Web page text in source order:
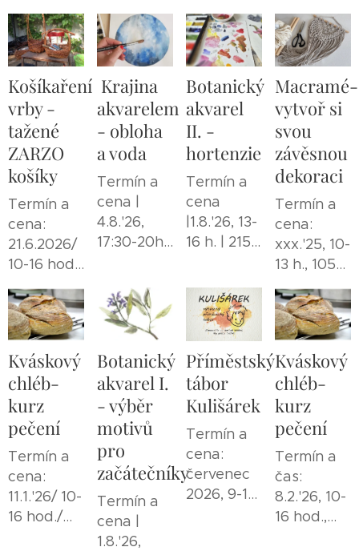
Kč
20:30h.,
1390 Kč
hod. | 1950
Kč
Košíkaření
vrby -
tažené
ZARZO
košíky
Termín a
cena:
21.6.2026/
10-16 hod./
2600 Kč
Krajina
akvarelem
- obloha
a voda
Termín a
cena |
4.8.'26,
17:30-20h.
Botanický
akvarel
II. -
hortenzie
Termín a
cena
|1.8.'26, 13-
16 h. | 2150
Macramé-
vytvoř si
svou
závěsnou
dekoraci
Termín a
cena:
xxx.'25, 10-
13 h., 1050
Kč
Kváskový
chléb-
kurz
pečení
Termín a
cena:
11.1.'26/ 10-
16 hod./
Botanický
akvarel I.
- výběr
motivů
pro
začátečníky
Termín a
cena |
1.8.'26,
Příměstský
tábor
Kulišárek
Termín a
cena:
červenec
2026, 9-16
Kváskový
chléb-
kurz
pečení
Termín a
čas:
8.2.'26, 10-
16 hod.,